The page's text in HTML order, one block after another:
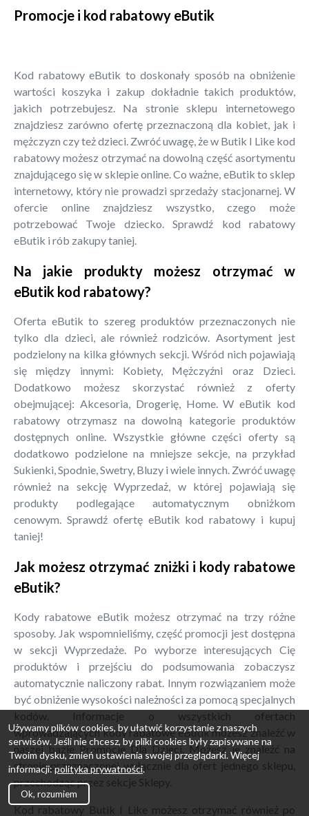
Promocje i kod rabatowy eButik
Kod rabatowy eButik to doskonały sposób na obniżenie
wartości koszyka i zakup dokładnie takich produktów,
jakich potrzebujesz. Na stronie sklepu internetowego
znajdziesz zarówno ofertę przeznaczoną dla kobiet, jak i
mężczyzn czy też dzieci. Zwróć uwagę, że w Butik I Like kod
rabatowy możesz otrzymać na dowolną część asortymentu
znajdującego się w sklepie online. Co ważne, eButik to sklep
internetowy, który nie prowadzi sprzedaży stacjonarnej. W
ofercie online znajdziesz wszystko, czego może
potrzebować Twoje dziecko. Sprawdź kod rabatowy
eButik i rób zakupy taniej.
Na jakie produkty możesz otrzymać w
eButik kod rabatowy?
Oferta eButik to szereg produktów przeznaczonych nie
tylko dla dzieci, ale również rodziców. Asortyment jest
podzielony na kilka głównych sekcji. Wśród nich pojawiają
się między innymi: Kobiety, Mężczyźni oraz Dzieci.
Dodatkowo możesz skorzystać również z oferty
obejmującej: Akcesoria, Drogerię, Home. W eButik kod
rabatowy otrzymasz na dowolną kategorie produktów
dostępnych online. Wszystkie główne części oferty są
dodatkowo podzielone na mniejsze sekcje, na przykład
Sukienki, Spodnie, Swetry, Bluzy i wiele innych. Zwróć uwagę
również na sekcję Wyprzedaż, w której pojawiają się
produkty podlegające automatycznym obniżkom
cenowym. Sprawdź ofertę eButik kod rabatowy i kupuj
taniej!
Jak możesz otrzymać zniżki i kody rabatowe
eButik?
Kody rabatowe eButik możesz otrzymać na trzy różne
sposoby. Jak wspomnieliśmy, część promocji jest dostępna
w sekcji Wyprzedaże. Po wyborze interesujących Cię
produktów i przejściu do podsumowania zobaczysz
automatycznie naliczony rabat. Innym rozwiązaniem może
być obniżenie wysokości należności za pomocą specjalnych
kodów. Informacje o wszystkich ofertach
wprowadzających kody rabatowe eButik możesz znaleźć w
naszej bazie Promocje Dla Dzieci. Możesz je znaleźć na
stronie przeznaczonej wyłącznie dla ofert jednego sklepu,
przechodząc przez sekcje Sklepy.
Kod rabatowy Butik I Like możesz otrzymać również po
Używamy plików cookies, by ułatwić korzystanie z naszych
serwisów. Jeśli nie chcesz, by pliki cookies były zapisywane na
Twoim dysku, zmień ustawienia swojej przeglądarki. Więcej
informacji:polityka prywatności.
Ok, rozumiem